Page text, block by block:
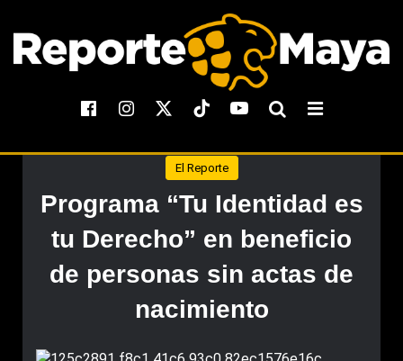
El Reporte
Programa “Tu Identidad es
tu Derecho” en beneficio
de personas sin actas de
nacimiento